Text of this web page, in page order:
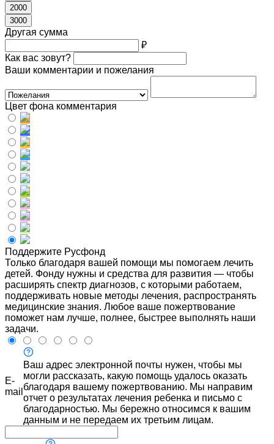
2000
3000
Другая сумма
₽
Как вас зовут?
Ваши комментарии и пожелания
Цвет фона комментария
Поддержите Русфонд
Только благодаря вашей помощи мы помогаем лечить
детей. Фонду нужны и средства для развития — чтобы
расширять спектр диагнозов, с которыми работаем,
поддерживать новые методы лечения, распространять
медицинские знания. Любое ваше пожертвование
поможет нам лучше, полнее, быстрее выполнять наши
задачи.
E-
mail
Ваш адрес электронной почты нужен, чтобы мы
могли рассказать, какую помощь удалось оказать
благодаря вашему пожертвованию. Мы направим
отчет о результатах лечения ребенка и письмо с
благодарностью. Мы бережно относимся к вашим
данным и не передаем их третьим лицам.